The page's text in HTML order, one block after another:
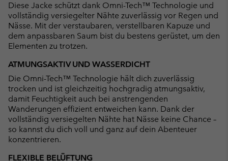
Diese Jacke schützt dank Omni-Tech™ Technologie und
vollständig versiegelter Nähte zuverlässig vor Regen und
Nässe. Mit der verstaubaren, verstellbaren Kapuze und
dem anpassbaren Saum bist du bestens gerüstet, um den
Elementen zu trotzen.
ATMUNGSAKTIV UND WASSERDICHT
Die Omni-Tech™ Technologie hält dich zuverlässig
trocken und ist gleichzeitig hochgradig atmungsaktiv,
damit Feuchtigkeit auch bei anstrengenden
Wanderungen effizient entweichen kann. Dank der
vollständig versiegelten Nähte hat Nässe keine Chance –
so kannst du dich voll und ganz auf dein Abenteuer
konzentrieren.
FLEXIBLE BELÜFTUNG